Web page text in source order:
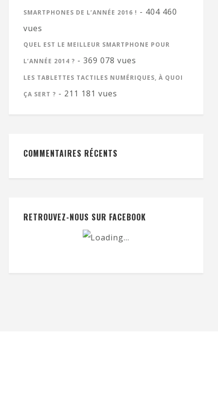
SMARTPHONES DE L’ANNÉE 2016 ! - 404 460
vues
QUEL EST LE MEILLEUR SMARTPHONE POUR
L’ANNÉE 2014 ? - 369 078 vues
LES TABLETTES TACTILES NUMÉRIQUES, À QUOI
ÇA SERT ? - 211 181 vues
COMMENTAIRES RÉCENTS
RETROUVEZ-NOUS SUR FACEBOOK